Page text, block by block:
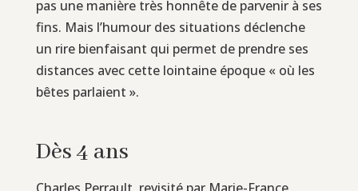
pas une manière très honnête de parvenir à ses
fins. Mais l’humour des situations déclenche
un rire bienfaisant qui permet de prendre ses
distances avec cette lointaine époque « où les
bêtes parlaient ».
Dès 4 ans